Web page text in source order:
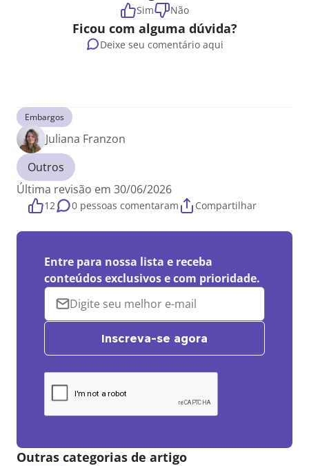
Sim Não
Ficou com alguma dúvida?
Deixe seu comentário aqui
Embargos
Juliana Franzon
Outros
Última revisão em 30/06/2026
12 0 pessoas comentaram Compartilhar
Entre para nossa lista e receba
conteúdos exclusivos e com prioridade.
Inscreva-se agora
Outras categorias de artigo